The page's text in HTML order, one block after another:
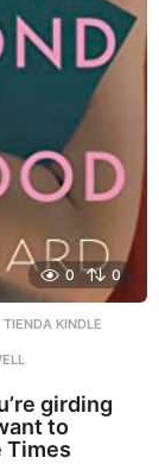
0 0
,TIENDA KINDLE
girding
to
Times